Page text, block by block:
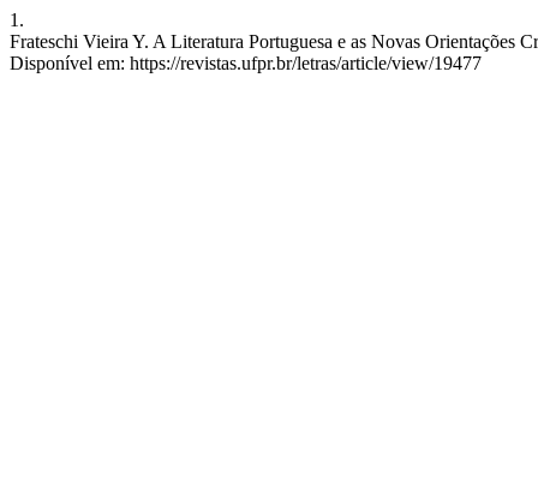
1.
Frateschi Vieira Y. A Literatura Portuguesa e as Novas Orientações
Disponível em: https://revistas.ufpr.br/letras/article/view/19477